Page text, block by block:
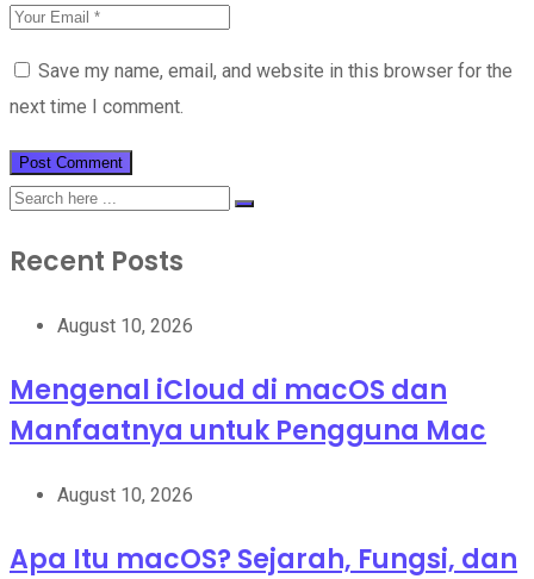
Save my name, email, and website in this browser for the
next time I comment.
Recent Posts
August 10, 2026
Mengenal iCloud di macOS dan
Manfaatnya untuk Pengguna Mac
August 10, 2026
Apa Itu macOS? Sejarah, Fungsi, dan